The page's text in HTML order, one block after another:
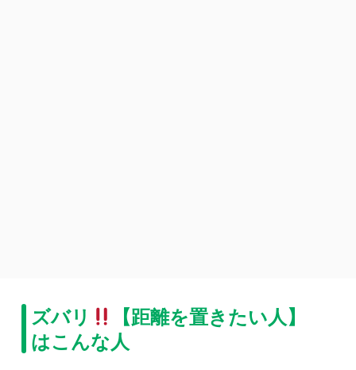
ズバリ
【距離を置きたい人】
はこんな人